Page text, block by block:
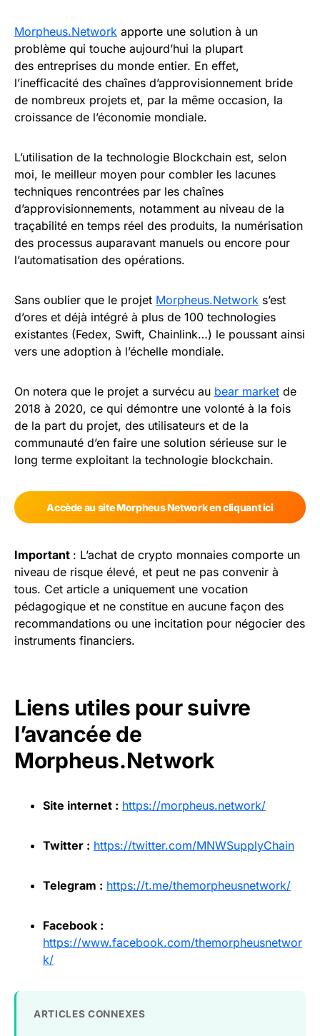
Morpheus.Network apporte une solution à un
problème qui touche aujourd’hui la plupart
des entreprises du monde entier. En effet,
l’inefficacité des chaînes d’approvisionnement bride
de nombreux projets et, par la même occasion, la
croissance de l’économie mondiale.
L’utilisation de la technologie Blockchain est, selon
moi, le meilleur moyen pour combler les lacunes
techniques rencontrées par les chaînes
d’approvisionnements, notamment au niveau de la
traçabilité en temps réel des produits, la numérisation
des processus auparavant manuels ou encore pour
l’automatisation des opérations.
Sans oublier que le projet Morpheus.Network s’est
d’ores et déjà intégré à plus de 100 technologies
existantes (Fedex, Swift, Chainlink…) le poussant ainsi
vers une adoption à l’échelle mondiale.
On notera que le projet a survécu au bear market de
2018 à 2020, ce qui démontre une volonté à la fois
de la part du projet, des utilisateurs et de la
communauté d’en faire une solution sérieuse sur le
long terme exploitant la technologie blockchain.
Accède au site Morpheus Network en cliquant ici
Important : L’achat de crypto monnaies comporte un
niveau de risque élevé, et peut ne pas convenir à
tous. Cet article a uniquement une vocation
pédagogique et ne constitue en aucune façon des
recommandations ou une incitation pour négocier des
instruments financiers.
Liens utiles pour suivre
l’avancée de
Morpheus.Network
Site internet : https://morpheus.network/
Twitter : https://twitter.com/MNWSupplyChain
Telegram : https://t.me/themorpheusnetwork/
Facebook :
https://www.facebook.com/themorpheusnetwor
k/
ARTICLES CONNEXES